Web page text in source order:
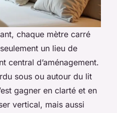
chaque mètre carré
un lieu de
central d’aménagement.
sous ou autour du lit
gagner en clarté et en
vertical, mais aussi